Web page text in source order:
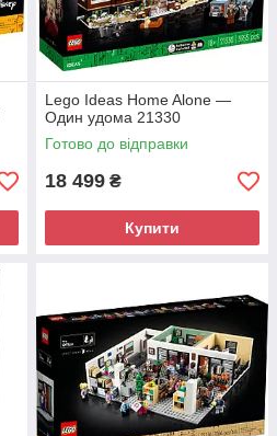
Lego Ideas Home Alone —
Один удома 21330
Готово до відправки
18 499 ₴
Купити